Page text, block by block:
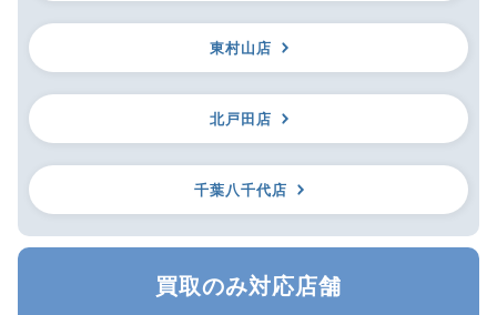
東村山店
北戸田店
千葉八千代店
買取のみ対応店舗